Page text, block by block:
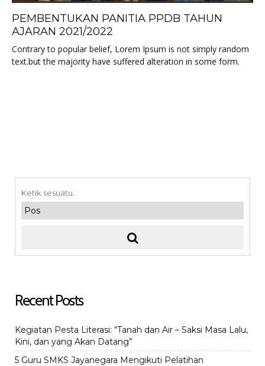
PEMBENTUKAN PANITIA PPDB TAHUN
AJARAN 2021/2022
Contrary to popular belief, Lorem Ipsum is not simply random
text.but the majority have suffered alteration in some form.
Recent Posts
Kegiatan Pesta Literasi: “Tanah dan Air – Saksi Masa Lalu,
Kini, dan yang Akan Datang”
5 Guru SMKS Jayanegara Mengikuti Pelatihan